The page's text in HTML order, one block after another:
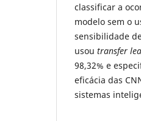
classificar a
modelo sem o
sensibilidade
usou transfer
98,32% e
eficácia das
sistemas